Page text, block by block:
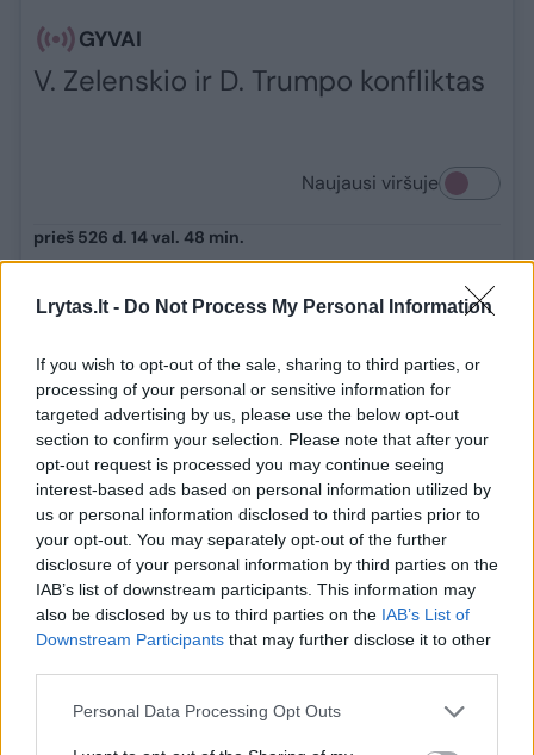
Lrytas.lt - Do Not Process My Personal Information
If you wish to opt-out of the sale, sharing to third parties, or
processing of your personal or sensitive information for
targeted advertising by us, please use the below opt-out
section to confirm your selection. Please note that after your
opt-out request is processed you may continue seeing
interest-based ads based on personal information utilized by
us or personal information disclosed to third parties prior to
your opt-out. You may separately opt-out of the further
disclosure of your personal information by third parties on the
IAB’s list of downstream participants. This information may
also be disclosed by us to third parties on the IAB’s List of
Downstream Participants that may further disclose it to other
Personal Data Processing Opt Outs
GYVAI
V. Zelenskio ir D. Trumpo konfliktas
Naujausi viršuje
prieš 526 d. 14 val. 48 min.
V. Zelenskis išvyko iš Dauning Strito
Jungtinės Karalystės (JK) ministro pirmininko Keiro
Starmerio susitikimas baigėsi ir jis išvyko iš Dauning
Strito, ministro pirmininko rezidencijos.
Judviejų pokalbis šeštadienio vakarą Londone truko
ilgiau nei valandą.
Prieš įsėsdamas į automobilį V. Zelenskis
atsisveikindamas apsikabino su K. Starmeriu, o
pastarasis dar pamojavo jam benuvažiuojant.
Sekmadienį Ukrainos prezidentą priims Jungtinės
Karalystės karalius Karolis III.